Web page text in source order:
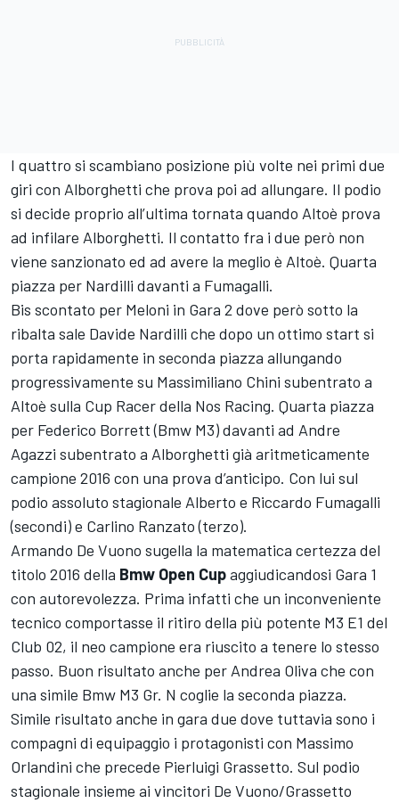
I quattro si scambiano posizione più volte nei primi due
giri con Alborghetti che prova poi ad allungare. Il podio
si decide proprio all’ultima tornata quando Altoè prova
ad infilare Alborghetti. Il contatto fra i due però non
viene sanzionato ed ad avere la meglio è Altoè. Quarta
piazza per Nardilli davanti a Fumagalli.
Bis scontato per Meloni in Gara 2 dove però sotto la
ribalta sale Davide Nardilli che dopo un ottimo start si
porta rapidamente in seconda piazza allungando
progressivamente su Massimiliano Chini subentrato a
Altoè sulla Cup Racer della Nos Racing. Quarta piazza
per Federico Borrett (Bmw M3) davanti ad Andre
Agazzi subentrato a Alborghetti già aritmeticamente
campione 2016 con una prova d’anticipo. Con lui sul
podio assoluto stagionale Alberto e Riccardo Fumagalli
(secondi) e Carlino Ranzato (terzo).
Armando De Vuono sugella la matematica certezza del
titolo 2016 della Bmw Open Cupaggiudicandosi Gara 1
con autorevolezza. Prima infatti che un inconveniente
tecnico comportasse il ritiro della più potente M3 E1 del
Club 02, il neo campione era riuscito a tenere lo stesso
passo. Buon risultato anche per Andrea Oliva che con
una simile Bmw M3 Gr. N coglie la seconda piazza.
Simile risultato anche in gara due dove tuttavia sono i
compagni di equipaggio i protagonisti con Massimo
Orlandini che precede Pierluigi Grassetto. Sul podio
stagionale insieme ai vincitori De Vuono/Grassetto